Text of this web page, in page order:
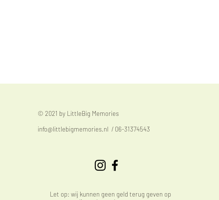
© 2021 by LittleBig Memories
info@littlebigmemories.nl / 06-31374543
Let op: wij kunnen geen geld terug geven op